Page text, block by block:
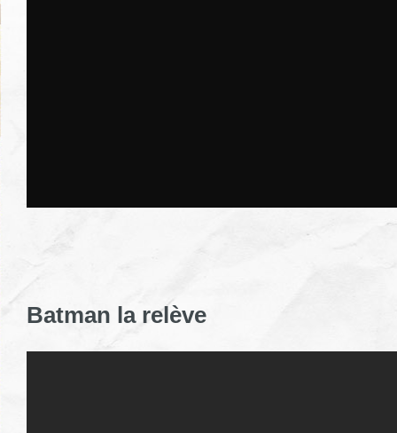
Batman la relève